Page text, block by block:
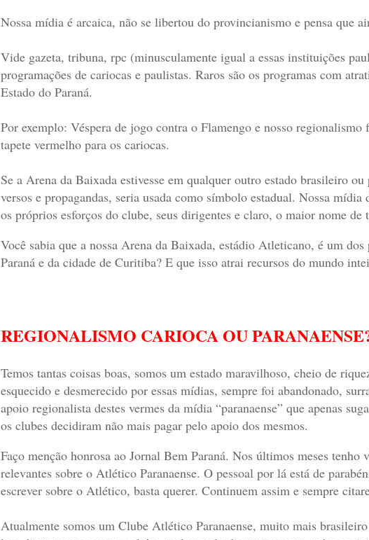
Nossa mídia é arcaica, não se libertou do provincianismo e pensa que
Vide gazeta, tribuna, rpc (minusculamente igual a essas instituições
programações de cariocas e paulistas. Raros são os programas com
Estado do Paraná.
Por exemplo: Véspera de jogo contra o Flamengo e nosso
tapete vermelho para os cariocas.
Se a Arena da Baixada estivesse em qualquer outro estado brasileiro
versos e propagandas, seria usada como símbolo estadual. Nossa
os próprios esforços do clube, seus dirigentes e claro, o maior nome
Você sabia que a nossa Arena da Baixada, estádio Atleticano, é um
Paraná e da cidade de Curitiba? E que isso atrai recursos do mundo
REGIONALISMO CARIOCA OU
Temos tantas coisas boas, somos um estado maravilhoso, cheio de
esquecido e desmerecido por essas mídias, sempre foi abandonado,
apoio regionalista destes vermes da mídia “paranaense” que apenas
os clubes decidiram não mais pagar pelo apoio dos mesmos.
Faço menção honrosa ao Jornal Bem Paraná. Nos últimos meses
relevantes sobre o Atlético Paranaense. O pessoal por lá está de
escrever sobre o Atlético, basta querer. Continuem assim e sempre
Atualmente somos um Clube Atlético Paranaense, muito mais